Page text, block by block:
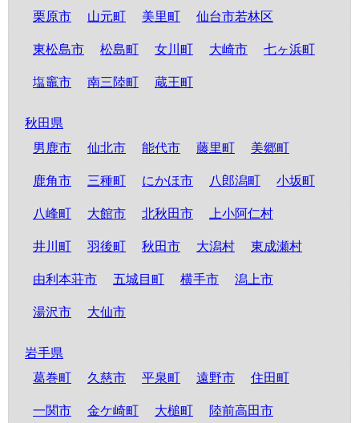
栗原市 山元町 美里町 仙台市若林区
東松島市 松島町 女川町 大崎市 七ヶ浜町
塩竈市 南三陸町 蔵王町
秋田県
男鹿市
仙北市 能代市 藤里町 美郷町
鹿角市 三種町 にかほ市 八郎潟町 小坂町
八峰町 大館市 北秋田市 上小阿仁村
井川町 羽後町 秋田市 大潟村 東成瀬村
由利本荘市 五城目町 横手市 潟上市
湯沢市 大仙市
岩手県
葛巻町
久慈市 平泉町 遠野市 住田町
一関市 金ケ崎町 大槌町 陸前高田市